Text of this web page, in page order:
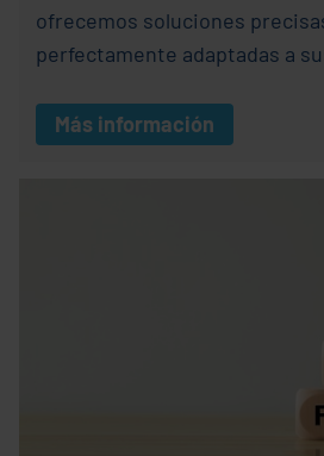
ofrecemos soluciones
perfectamente adaptadas a
Más información